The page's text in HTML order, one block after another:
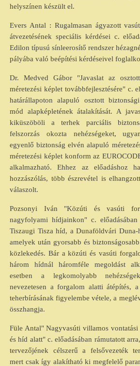
helyszínen készült el.
Evers Antal : Rugalmasan ágyazott
átvezetésének speciális kérdései c.
Edilon típusú sínleerosítő rendszer
pályába való beépítési kérdéseivel
Dr. Medved Gábor "Javaslat az
méretezési képlet továbbfejlesztésére" c.
határállapoton alapuló osztott
mód alapképletének átalakítását. A
kiküszöböli a terhek parciális
felszorzás okozta nehézségeket,
egyenlő biztonság elvén alapuló
méretezési képlet konform az
alkalmazható. Ehhez az előadáshoz
hozzászólás, több észrevétel is
válaszolt.
Pozsonyi Iván "Közúti és vasúti
nagyfolyami hídjainkon" c.
Tiszaugi Tisza híd, a Dunaföldvári Duna-
amelyek után gyorsabb és
közlekedés. Bár a közúti és vasúti
három hídnál háromféle megoldást
esetben a legkomolyabb
nevezetesen a forgalom alatti átépítés,
teherbírásának figyelembe vétele, a
összhangja.
Füle Antal" Nagyvasúti villamos
és híd alatt" c. előadásában rámutatott
tervezőjének célszerű a felsővezeték
mert csak így alakítható ki megfelelő